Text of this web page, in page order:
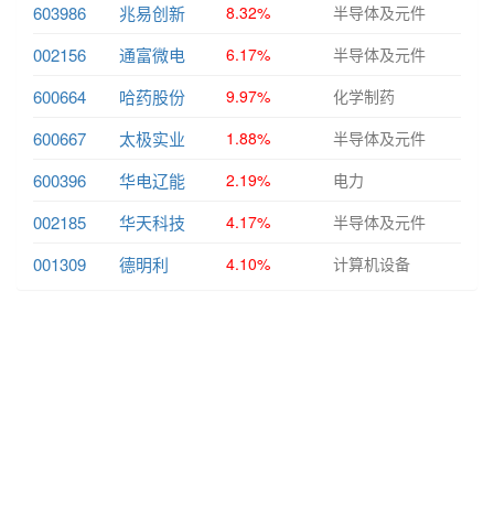
603986 兆易创新 8.32% 半导体及元件
002156 通富微电 6.17% 半导体及元件
600664 哈药股份 9.97% 化学制药
600667 太极实业 1.88% 半导体及元件
600396 华电辽能 2.19% 电力
002185 华天科技 4.17% 半导体及元件
001309 德明利 4.10% 计算机设备